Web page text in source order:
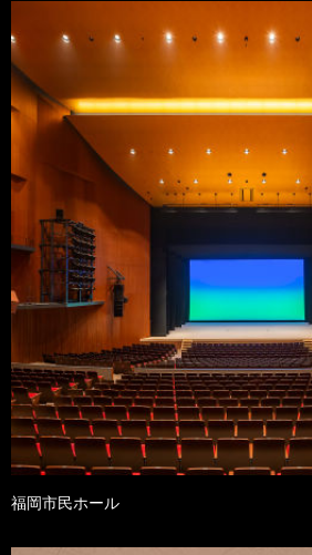
福岡市民ホール